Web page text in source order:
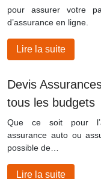
pour assurer votre
d’assurance en ligne.
Lire la suite
Devis
tous les budgets
Que ce soit pour
assurance auto ou
possible de…
Lire la suite